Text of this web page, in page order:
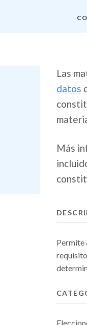
Las
datos
Más
Permite